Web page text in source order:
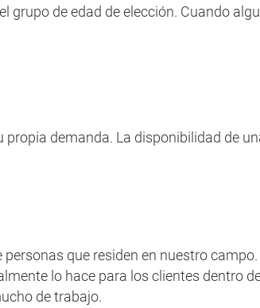
de edad de elección. Cuando
demanda. La disponibilidad de
que residen en nuestro
lo hace para los clientes dentro
de trabajo.